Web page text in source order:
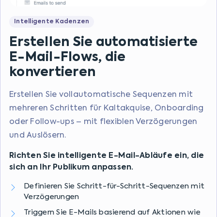
Intelligente Kadenzen
Erstellen Sie automatisierte
E-Mail-Flows, die
konvertieren
Erstellen Sie vollautomatische Sequenzen mit
mehreren Schritten für Kaltakquise, Onboarding
oder Follow-ups – mit flexiblen Verzögerungen
und Auslösern.
Richten Sie intelligente E-Mail-Abläufe ein, die
sich an Ihr Publikum anpassen.
Definieren Sie Schritt-für-Schritt-Sequenzen mit
Verzögerungen
Triggern Sie E-Mails basierend auf Aktionen wie